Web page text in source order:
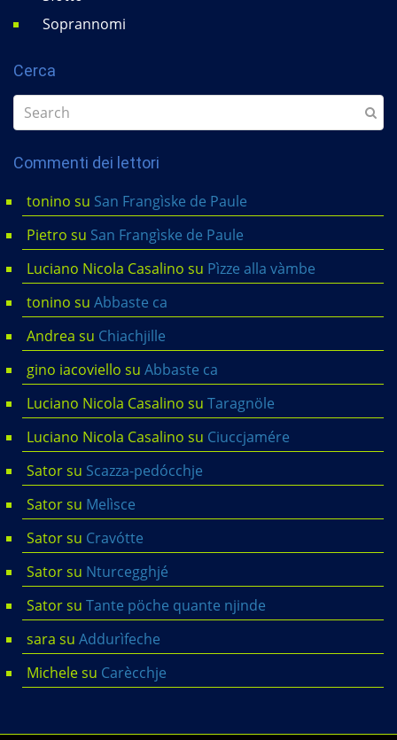
Soprannomi
Cerca
Commenti dei lettori
tonino su San Frangìske de Paule
Pietro su San Frangìske de Paule
Luciano Nicola Casalino su Pìzze alla vàmbe
tonino su Abbaste ca
Andrea su Chiachjille
gino iacoviello su Abbaste ca
Luciano Nicola Casalino su Taragnöle
Luciano Nicola Casalino su Ciuccjamére
Satorsu Scazza-pedócchje
Satorsu Melìsce
Satorsu Cravótte
Satorsu Nturcegghjé
Satorsu Tante pöche quante njinde
sara su Addurìfeche
Michelesu Carècchje